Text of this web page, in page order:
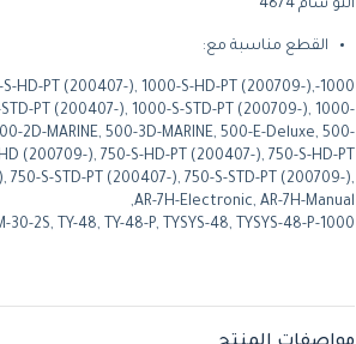
ألتو شام 4874
القطع مناسبة مع:
S-HD-PT (200407-), 1000-S-HD-PT (200709-),
PT (200407-), 1000-S-STD-PT (200709-), 1000-
2D-MARINE, 500-3D-MARINE, 500-E-Deluxe, 500-
(200709-), 750-S-HD-PT (200407-), 750-S-HD-PT
S-STD-PT (200407-), 750-S-STD-PT (200709-),
AR-7H-Electronic, AR-7H-Manual,
1000-UPS, MM-30, MM-30-2P, MM-30-2S, TY-48, TY-48-P, TYSYS-48, TYSYS-48-P